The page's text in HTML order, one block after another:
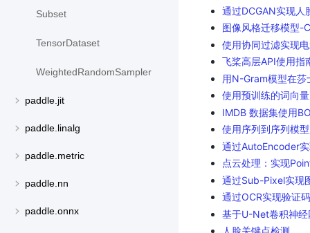
Subset
TensorDataset
WeightedRandomSampler
paddle.jit
paddle.linalg
paddle.metric
paddle.nn
paddle.onnx
通过DCGAN实现人
图像风格迁移模型-
使用协同过滤实现
飞桨高层API使用指
用N-Gram模型在
使用预训练的词向
IMDB 数据集使用
使用序列到序列模
通过AutoEncoder
点云处理：实现
通过Sub-Pixel实现
通过OCR实现验证
基于U-Net卷积神
人脸关键点检测